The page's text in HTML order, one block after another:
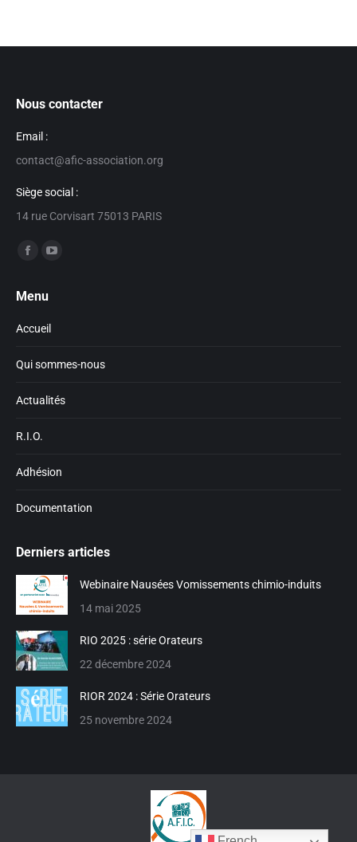
Nous contacter
Email :
contact@afic-association.org
Siège social :
14 rue Corvisart 75013 PARIS
Trouvez nous sur :
Facebook
opens
window
in
window
Menu
Accueil
Qui sommes-nous
Actualités
R.I.O.
Adhésion
Documentation
Derniers articles
Webinaire Nausées Vomissements chimio-induits
14 mai 2025
RIO 2025 : série Orateurs
22 décembre 2024
RIOR 2024 : Série Orateurs
25 novembre 2024